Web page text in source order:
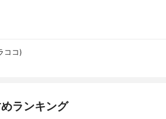
ココ)
ランキング